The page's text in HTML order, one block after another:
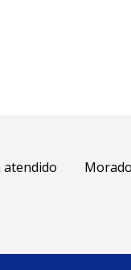
atendido